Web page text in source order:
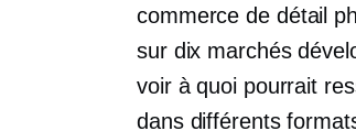
commerce de détail
sur dix marchés
voir à quoi pourrait
dans différents